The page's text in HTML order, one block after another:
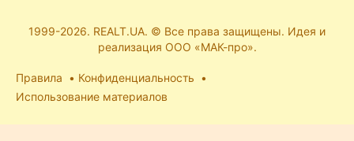
1999-2026. REALT.UA. © Все права защищены. Идея и
реализация ООО «МАК-про».
Правила
Конфиденциальность
Использование материалов